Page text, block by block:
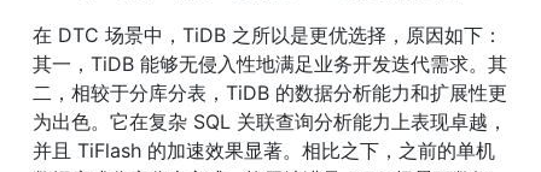
在 DTC 场景中，TiDB 之所以是更优选择，原因如下：
其一，TiDB 能够无侵入性地满足业务开发迭代需求。其
二，相较于分库分表，TiDB 的数据分析能力和扩展性更
为出色。它在复杂 SQL 关联查询分析能力上表现卓越，
并且 TiFlash 的加速效果显著。相比之下，之前的单机